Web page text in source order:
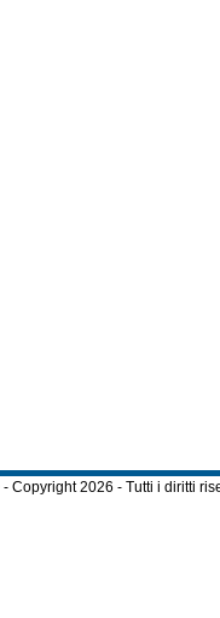
Copyright 2026 - Tutti i diritti